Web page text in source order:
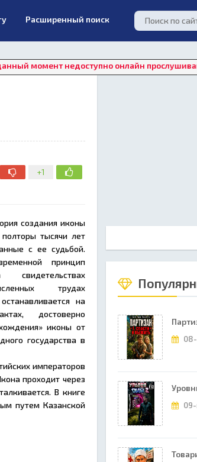
Расширенный поиск
недоступно онлайн прослушивание. Для
+1
создания иконы
тысячи лет
с ее судьбой.
принцип
трудах
на
достоверно
иконы от
государства в
императоров
проходит через
В книге
путем Казанской